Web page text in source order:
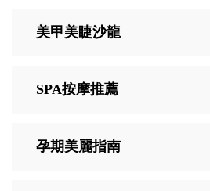
美甲美睫沙龍
SPA按摩推薦
孕期美麗指南